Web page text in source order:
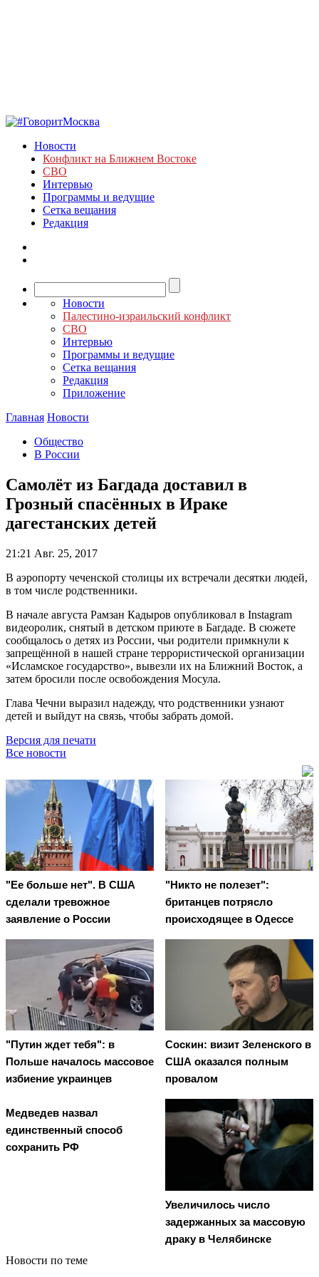
Новости
Конфликт на Ближнем Востоке
СВО
Интервью
Программы и ведущие
Сетка вещания
Редакция
Новости
Палестино-израильский конфликт
СВО
Интервью
Программы и ведущие
Сетка вещания
Редакция
Приложение
Главная Новости
Общество
В России
Самолёт из Багдада доставил в
Грозный спасённых в Ираке
дагестанских детей
21:21 Авг. 25, 2017
В аэропорту чеченской столицы их встречали десятки людей,
в том числе родственники.
В начале августа Рамзан Кадыров опубликовал в Instagram
видеоролик, снятый в детском приюте в Багдаде. В сюжете
сообщалось о детях из России, чьи родители примкнули к
запрещённой в нашей стране террористической организации
«Исламское государство», вывезли их на Ближний Восток, а
затем бросили после освобождения Мосула.
Глава Чечни выразил надежду, что родственники узнают
детей и выйдут на связь, чтобы забрать домой.
Версия для печати
Все новости
"Ее больше нет". В США
сделали тревожное
заявление о России
"Никто не полезет":
британцев потрясло
происходящее в Одессе
"Путин ждет тебя": в
Польше началось массовое
избиение украинцев
Соскин: визит Зеленского в
США оказался полным
провалом
Медведев назвал
единственный способ
сохранить РФ
Увеличилось число
задержанных за массовую
драку в Челябинске
Новости по теме